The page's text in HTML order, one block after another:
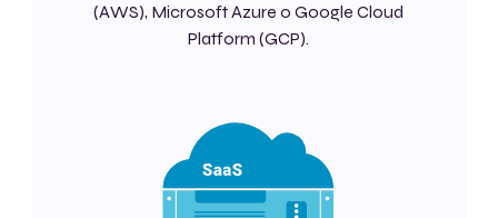
(AWS), Microsoft Azure o Google Cloud
Platform (GCP).